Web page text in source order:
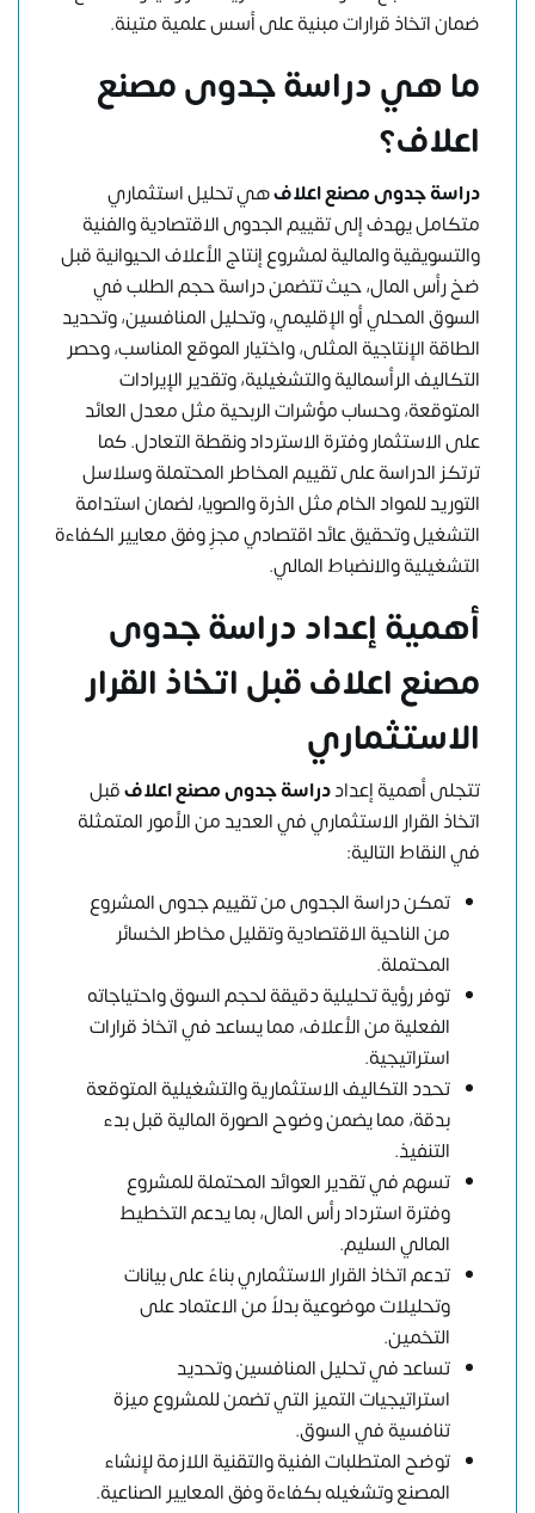
ضمان اتخاذ قرارات مبنية على أسس علمية متينة.
ما هي دراسة جدوى مصنع
اعلاف؟
دراسة جدوى مصنع اعلافهي تحليل استثماري
متكامل يهدف إلى تقييم الجدوى الاقتصادية والفنية
والتسويقية والمالية لمشروع إنتاج الأعلاف الحيوانية قبل
ضخ رأس المال، حيث تتضمن دراسة حجم الطلب في
السوق المحلي أو الإقليمي، وتحليل المنافسين، وتحديد
الطاقة الإنتاجية المثلى، واختيار الموقع المناسب، وحصر
التكاليف الرأسمالية والتشغيلية، وتقدير الإيرادات
المتوقعة، وحساب مؤشرات الربحية مثل معدل العائد
على الاستثمار وفترة الاسترداد ونقطة التعادل. كما
ترتكز الدراسة على تقييم المخاطر المحتملة وسلاسل
التوريد للمواد الخام مثل الذرة والصويا، لضمان استدامة
التشغيل وتحقيق عائد اقتصادي مجزٍ وفق معايير الكفاءة
التشغيلية والانضباط المالي.
أهمية إعداد دراسة جدوى
مصنع اعلاف قبل اتخاذ القرار
الاستثماري
تتجلى أهمية إعداددراسة جدوى مصنع اعلافقبل
اتخاذ القرار الاستثماري في العديد من الأمور المتمثلة
في النقاط التالية:
تمكن دراسة الجدوى من تقييم جدوى المشروع
من الناحية الاقتصادية وتقليل مخاطر الخسائر
المحتملة.
توفر رؤية تحليلية دقيقة لحجم السوق واحتياجاته
الفعلية من الأعلاف، مما يساعد في اتخاذ قرارات
استراتيجية.
تحدد التكاليف الاستثمارية والتشغيلية المتوقعة
بدقة، مما يضمن وضوح الصورة المالية قبل بدء
التنفيذ.
تسهم في تقدير العوائد المحتملة للمشروع
وفترة استرداد رأس المال، بما يدعم التخطيط
المالي السليم.
تدعم اتخاذ القرار الاستثماري بناءً على بيانات
وتحليلات موضوعية بدلاً من الاعتماد على
التخمين.
تساعد في تحليل المنافسين وتحديد
استراتيجيات التميز التي تضمن للمشروع ميزة
تنافسية في السوق.
توضح المتطلبات الفنية والتقنية اللازمة لإنشاء
المصنع وتشغيله بكفاءة وفق المعايير الصناعية.